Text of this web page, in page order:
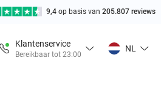
9,4 op basis van 205.807 reviews
Klantenservice
Bereikbaar tot 23:00
NL